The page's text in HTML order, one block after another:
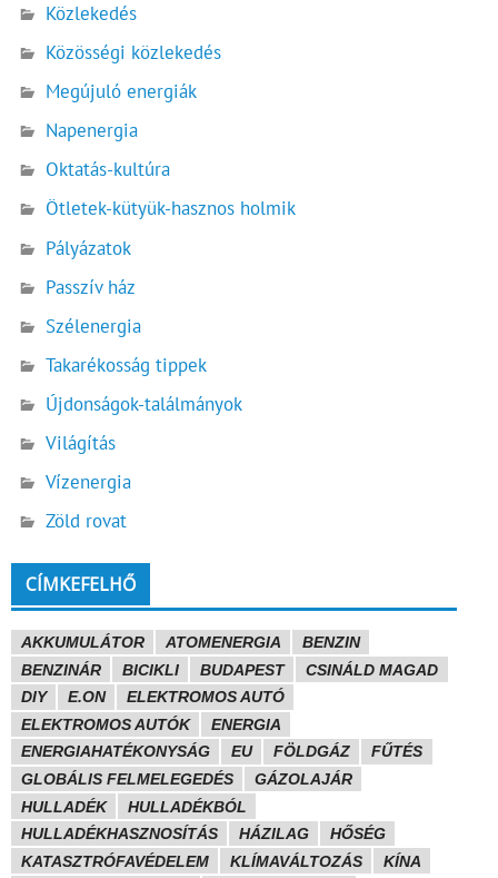
Közlekedés
Közösségi közlekedés
Megújuló energiák
Napenergia
Oktatás-kultúra
Ötletek-kütyük-hasznos holmik
Pályázatok
Passzív ház
Szélenergia
Takarékosság tippek
Újdonságok-találmányok
Világítás
Vízenergia
Zöld rovat
CÍMKEFELHŐ
AKKUMULÁTOR ATOMENERGIA
BENZIN
BENZINÁR
BICIKLI BUDAPEST
CSINÁLD MAGAD
DIY
E.ON
ELEKTROMOS AUTÓ
ELEKTROMOS AUTÓK
ENERGIA
ENERGIAHATÉKONYSÁG
EU FÖLDGÁZ
FŰTÉS
GLOBÁLIS FELMELEGEDÉS
GÁZOLAJÁR
HULLADÉK
HULLADÉKBÓL
HULLADÉKHASZNOSÍTÁS
HÁZILAG
HŐSÉG
KATASZTRÓFAVÉDELEM
KLÍMAVÁLTOZÁS
KÍNA